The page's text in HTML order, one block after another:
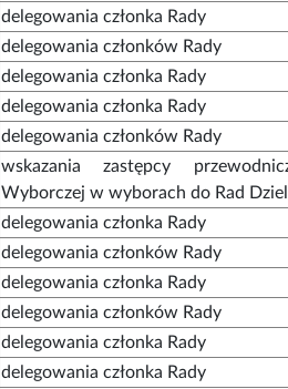
delegowania członka Rady
delegowania członków Rady
delegowania członka Rady
delegowania członka Rady
delegowania członków Rady
wskazania zastępcy
Wyborczej w wyborach do Rad
delegowania członka Rady
delegowania członków Rady
delegowania członka Rady
delegowania członków Rady
delegowania członka Rady
delegowania członka Rady